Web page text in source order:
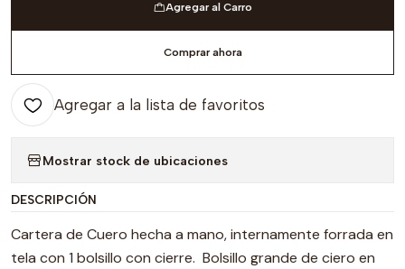
Agregar al Carro
Comprar ahora
Agregar a la lista de favoritos
Mostrar stock de ubicaciones
DESCRIPCIÓN
Cartera de Cuero hecha a mano, internamente forrada en
tela con 1 bolsillo con cierre. Bolsillo grande de ciero en